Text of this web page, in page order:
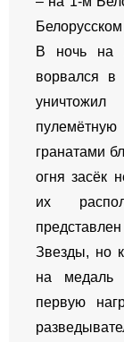
В ночь на
ворвался в
гранатами
огня засёк
их
Звезды, но
на медаль
первую